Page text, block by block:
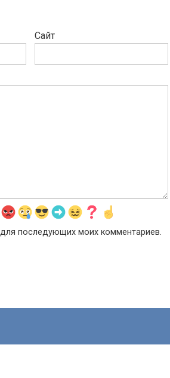
Сайт
последующих моих комментариев.